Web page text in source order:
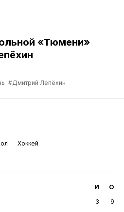
«Тюмени»
#Дмитрий Лепёхин
Хоккей
И О
3
9